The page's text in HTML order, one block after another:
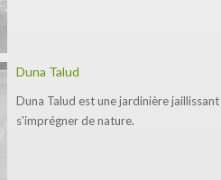
Duna Talud
Duna Talud est une jardinière
s'imprégner de nature.